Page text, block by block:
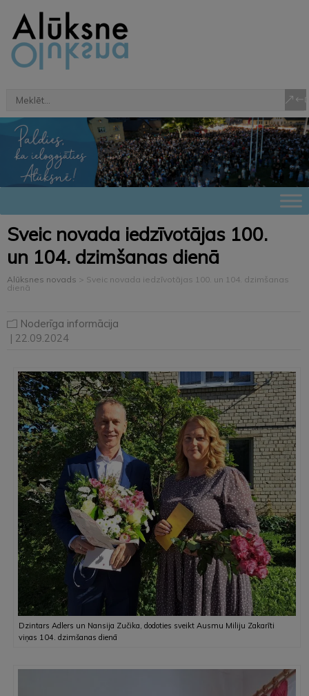
Sveic novada iedzīvotājas 100.
un 104. dzimšanas dienā
Alūksnes novads > Sveic novada iedzīvotājas 100. un 104. dzimšanas
dienā
Noderīga informācija
| 22.09.2024
Dzintars Adlers un Nansija Zučika, dodoties sveikt Ausmu Miliju Zakarīti
viņas 104. dzimšanas dienā